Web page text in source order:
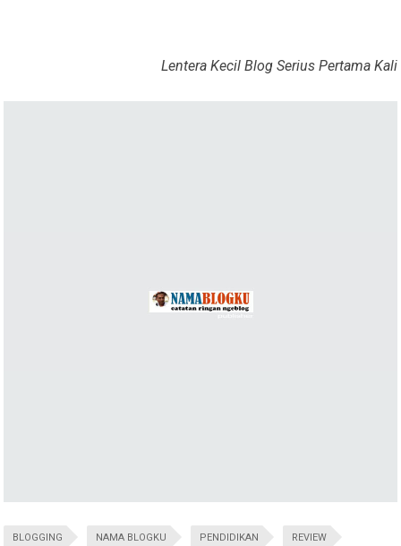
Lentera Kecil Blog Serius Pertama Kali
BLOGGING NAMA BLOGKU PENDIDIKAN REVIEW